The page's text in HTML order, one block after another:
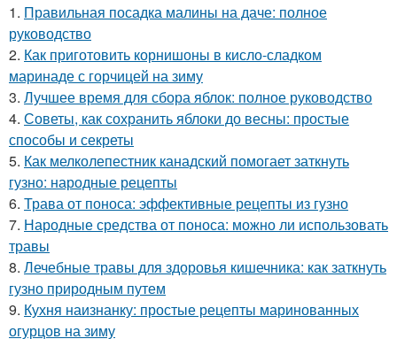
1. Правильная посадка малины на даче: полное
руководство
2. Как приготовить корнишоны в кисло-сладком
маринаде с горчицей на зиму
3. Лучшее время для сбора яблок: полное руководство
4. Советы, как сохранить яблоки до весны: простые
способы и секреты
5. Как мелколепестник канадский помогает заткнуть
гузно: народные рецепты
6. Трава от поноса: эффективные рецепты из гузно
7. Народные средства от поноса: можно ли использовать
травы
8. Лечебные травы для здоровья кишечника: как заткнуть
гузно природным путем
9. Кухня наизнанку: простые рецепты маринованных
огурцов на зиму